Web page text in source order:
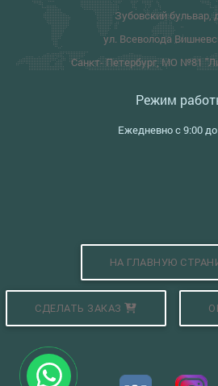
Зубовский бульвар,
ул. Всеволода
Санкт- Петербург, МО №81
Режим
Ежедневно с 9:00
НА ГЛАВНУЮ
СДЕЛАТЬ ЗАКАЗ